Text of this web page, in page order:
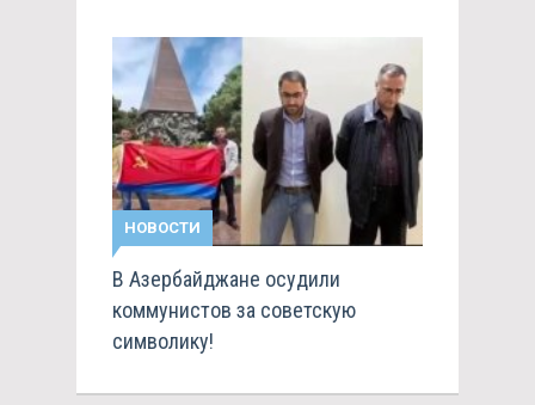
НОВОСТИ
В Азербайджане осудили
коммунистов за советскую
символику!